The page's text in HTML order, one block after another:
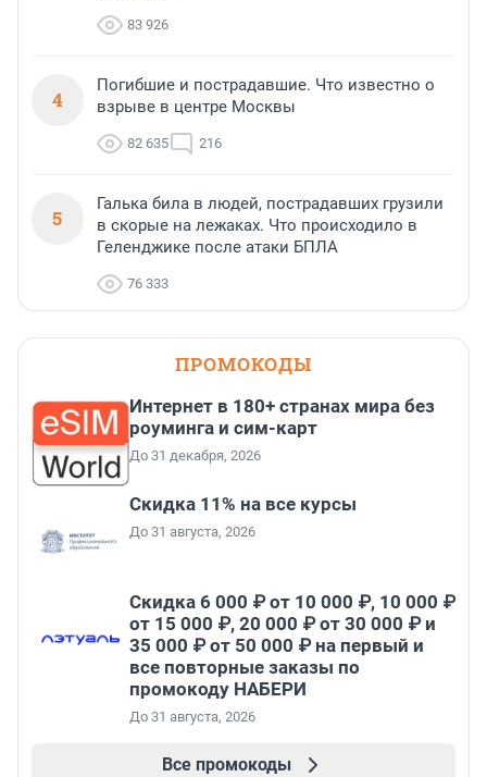
83 926
4
Погибшие и пострадавшие. Что известно о
взрыве в центре Москвы
82 635 216
5
Галька била в людей, пострадавших грузили
в скорые на лежаках. Что происходило в
Геленджике после атаки БПЛА
76 333
ПРОМОКОДЫ
Интернет в 180+ странах мира без
роуминга и сим-карт
До 31 декабря, 2026
Скидка 11% на все курсы
До 31 августа, 2026
Скидка 6 000 ₽ от 10 000 ₽, 10 000 ₽
от 15 000 ₽, 20 000 ₽ от 30 000 ₽ и
35 000 ₽ от 50 000 ₽ на первый и
все повторные заказы по
промокоду НАБЕРИ
До 31 августа, 2026
Все промокоды